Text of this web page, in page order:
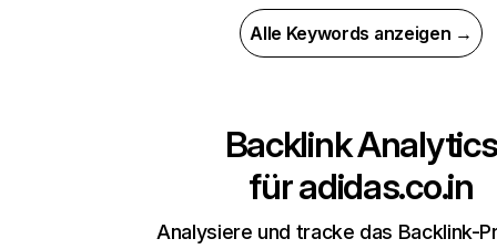
Alle Keywords anzeigen →
Backlink Analytics
füradidas.co.in
Analysiere und tracke das Backlink-